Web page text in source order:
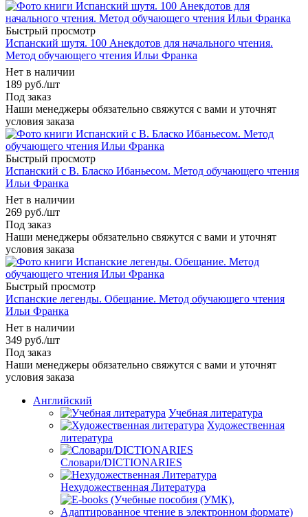
Быстрый просмотр
Испанский шутя. 100 Анекдотов для начального чтения.
Метод обучающего чтения Ильи Франка
Нет в наличии
189 руб./шт
Под заказ
Наши менеджеры обязательно свяжутся с вами и уточнят
условия заказа
Быстрый просмотр
Испанский с В. Бласко Ибаньесом. Метод обучающего чтения
Ильи Франка
Нет в наличии
269 руб./шт
Под заказ
Наши менеджеры обязательно свяжутся с вами и уточнят
условия заказа
Быстрый просмотр
Испанские легенды. Обещание. Метод обучающего чтения
Ильи Франка
Нет в наличии
349 руб./шт
Под заказ
Наши менеджеры обязательно свяжутся с вами и уточнят
условия заказа
Английский
Учебная литература
Художественная
литература
Словари/DICTIONARIES
Нехудожественная Литература